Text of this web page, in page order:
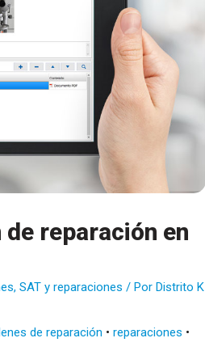
reparación en
,SAT y reparaciones / PorDistrito K
de reparación •reparaciones •